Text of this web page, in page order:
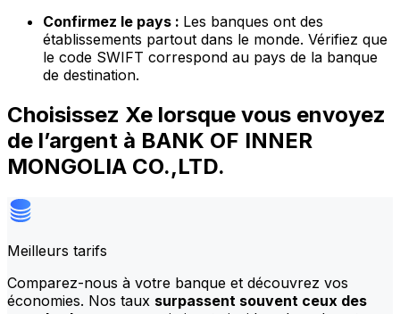
Confirmez le pays : Les banques ont des
établissements partout dans le monde. Vérifiez que
le code SWIFT correspond au pays de la banque
de destination.
Choisissez Xe lorsque vous envoyez
de l’argent à BANK OF INNER
MONGOLIA CO.,LTD.
Meilleurs tarifs
Comparez-nous à votre banque et découvrez vos
économies. Nos taux surpassent souvent ceux des